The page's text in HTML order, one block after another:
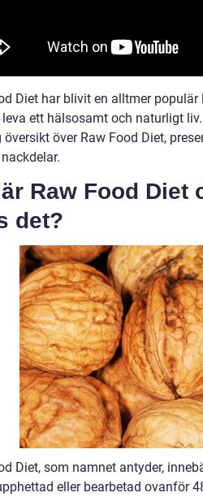
Diet har blivit en alltmer
ett hälsosamt och naturligt
över Raw Food Diet,
Raw Food Diet
det?
Diet, som namnet antyder,
eller bearbetad ovanför